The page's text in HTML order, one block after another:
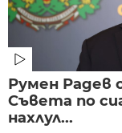
Румен Радев
Съвета по
нахлул...